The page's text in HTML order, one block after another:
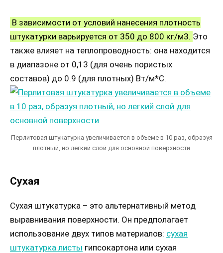
В зависимости от условий нанесения плотность
штукатурки варьируется от 350 до 800 кг/м3. Это
также влияет на теплопроводность: она находится
в диапазоне от 0,13 (для очень пористых
составов) до 0.9 (для плотных) Вт/м*С.
Перлитовая штукатурка увеличивается в объеме в 10 раз, образуя
плотный, но легкий слой для основной поверхности
Сухая
Сухая штукатурка – это альтернативный метод
выравнивания поверхности. Он предполагает
использование двух типов материалов: сухая
штукатурка листы гипсокартона или сухая